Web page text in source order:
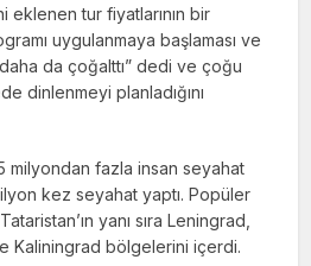
eklenen tur fiyatlarının bir
uygulanmaya başlaması ve
da çoğalttı” dedi ve çoğu
dinlenmeyi planladığını
milyondan fazla insan seyahat
kez seyahat yaptı. Popüler
yanı sıra Leningrad,
Kaliningrad bölgelerini içerdi.